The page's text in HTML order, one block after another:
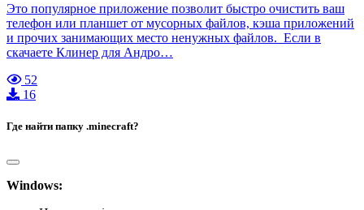
Это популярное приложение позволит быстро очистить ваш
телефон или планшет от мусорных файлов, кэша приложений
и прочих занимающих место ненужных файлов. Если в
скачаете Клинер для Андро…
52
16
Где найти папку .minecraft?
Windows: